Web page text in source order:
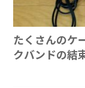
たくさんのケ
クバンドの結